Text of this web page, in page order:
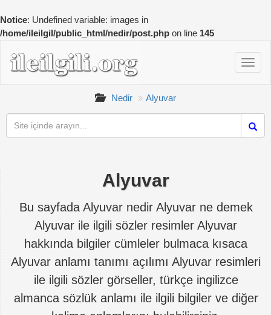
Notice: Undefined variable: images in
/home/ileilgil/public_html/nedir/post.php on line 145
Nedir Alyuvar
Alyuvar
Bu sayfada Alyuvar nedir Alyuvar ne demek
Alyuvar ile ilgili sözler resimler Alyuvar
hakkında bilgiler cümleler bulmaca kısaca
Alyuvar anlamı tanımı açılımı Alyuvar resimleri
ile ilgili sözler görseller, türkçe ingilizce
almanca sözlük anlamı ile ilgili bilgiler ve diğer